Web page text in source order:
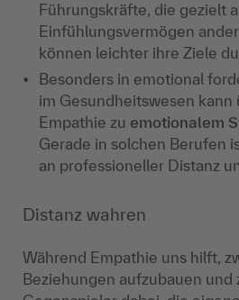
Führungskräfte, die gezielt
Einfühlungsvermögen
können leichter ihre Ziele
Besonders in emotional
im Gesundheitswesen kann
Empathie zu emotionalem
Gerade in solchen Berufen
an professioneller Distanz
Distanz wahren
Während Empathie uns hilft,
Beziehungen aufzubauen